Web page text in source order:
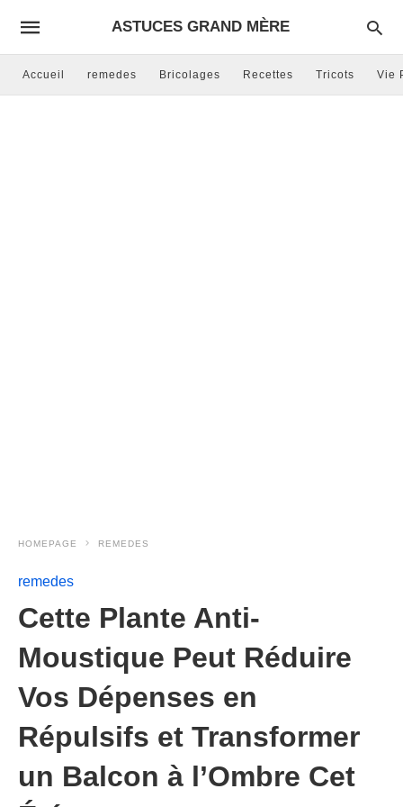
ASTUCES GRAND MÈRE
Accueil remedes Bricolages Recettes Tricots Vie
HOMEPAGE REMEDES
remedes
Cette Plante Anti-
Moustique Peut Réduire
Vos Dépenses en
Répulsifs et Transformer
un Balcon à l’Ombre Cet